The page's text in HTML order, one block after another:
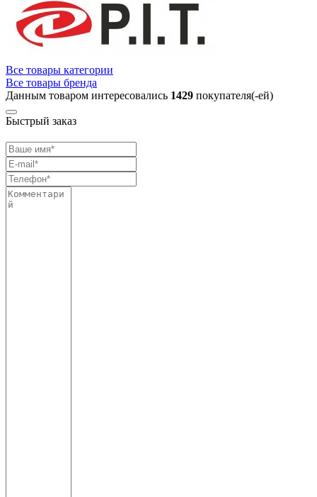
Все товары категории
Все товары бренда
Данным товаром интересовались 1429 покупателя(-ей)
Быстрый заказ